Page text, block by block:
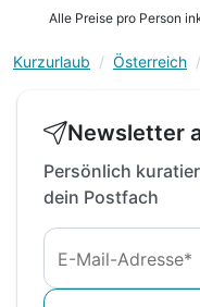
inkl. Nutzung der
Alle Preise pro Person
Kurzurlaub Österreich
Newsletter
Persönlich
dein Postfach
E-Mail-Adresse*